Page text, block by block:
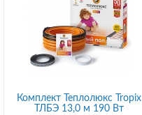
Комплект Теплолюкс Tropix
ТЛБЭ 13,0 м 190 Вт